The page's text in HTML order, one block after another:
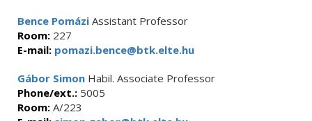
Bence Pomázi Assistant Professor
Room: 227
E-mail: pomazi.bence@btk.elte.hu
Gábor Simon Habil. Associate Professor
Phone/ext.: 5005
Room: A/223